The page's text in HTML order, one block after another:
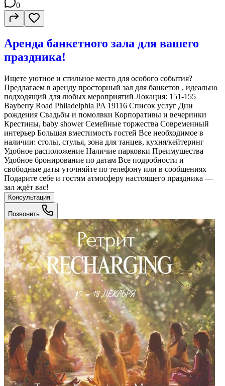
0
Аренда банкетного зала для вашего
праздника!
Ищете уютное и стильное место для особого события?
Предлагаем в аренду просторный зал для банкетов , идеально
подходящий для любых мероприятий Локация: 151-155
Bayberry Road Philadelphia PA 19116 Список услуг Дни
рождения Свадьбы и помолвки Корпоративы и вечеринки
Крестины, baby shower Семейные торжества Современный
интерьер Большая вместимость гостей Все необходимое в
наличии: столы, стулья, зона для танцев, кухня/кейтеринг
Удобное расположение Наличие парковки Преимущества
Удобное бронирование по датам Все подробности и
свободные даты уточняйте по телефону или в сообщениях
Подарите себе и гостям атмосферу настоящего праздника —
зал ждёт вас!
Консультация
Позвонить